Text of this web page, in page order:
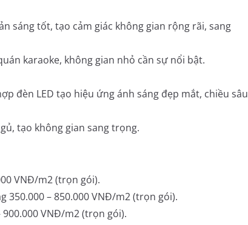
sáng tốt, tạo cảm giác không gian rộng rãi, sang
karaoke, không gian nhỏ cần sự nổi bật.
đèn LED tạo hiệu ứng ánh sáng đẹp mắt, chiều sâu
tạo không gian sang trọng.
VNĐ/m2 (trọn gói).
350.000 – 850.000 VNĐ/m2 (trọn gói).
VNĐ/m2 (trọn gói).